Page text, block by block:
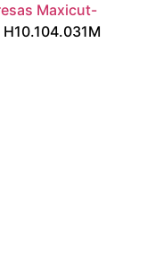
Maxicut-